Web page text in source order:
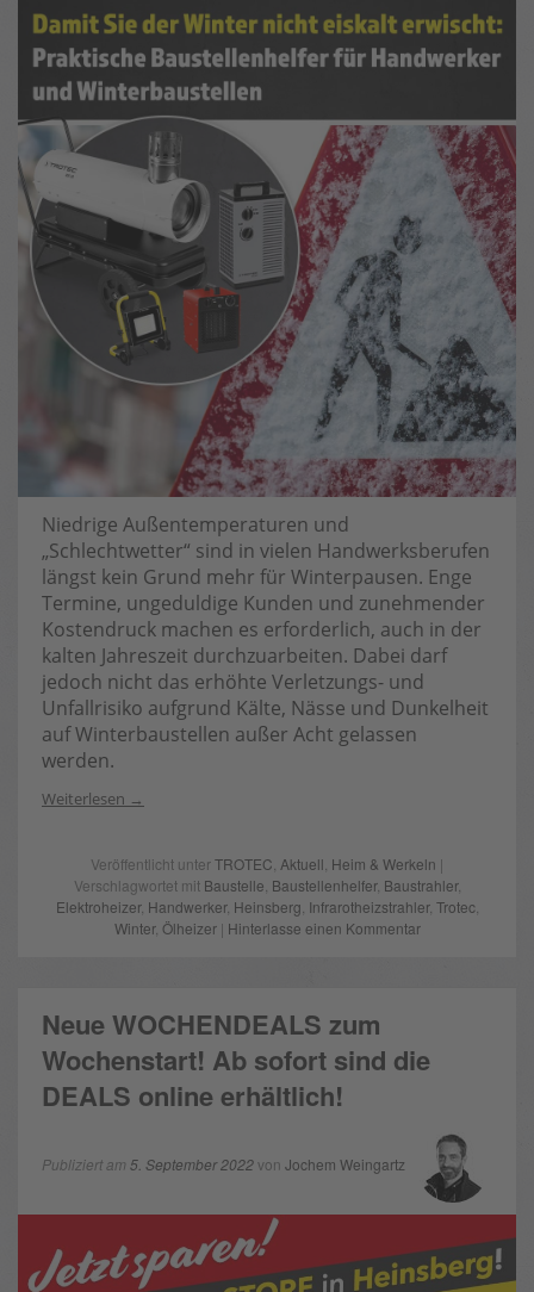
Niedrige Außentemperaturen und
„Schlechtwetter“ sind in vielen Handwerksberufen
längst kein Grund mehr für Winterpausen. Enge
Termine, ungeduldige Kunden und zunehmender
Kostendruck machen es erforderlich, auch in der
kalten Jahreszeit durchzuarbeiten. Dabei darf
jedoch nicht das erhöhte Verletzungs- und
Unfallrisiko aufgrund Kälte, Nässe und Dunkelheit
auf Winterbaustellen außer Acht gelassen
werden.
Weiterlesen
Veröffentlicht unterTROTEC Aktuell Heim & Werkeln |
Verschlagwortet mit Baustelle Baustellenhelfer, Baustrahler,
Elektroheizer, Handwerker, Heinsberg Infrarotheizstrahler, Trotec,
Winter, Ölheizer| Hinterlasse einen Kommentar
Neue WOCHENDEALS zum
Wochenstart! Ab sofort sind die
DEALS online erhältlich!
Publiziert am 5. September 2022von Jochem Weingartz